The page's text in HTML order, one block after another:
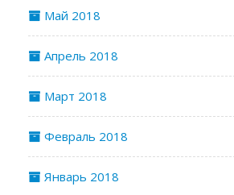
Май 2018
Апрель 2018
Март 2018
Февраль 2018
Январь 2018